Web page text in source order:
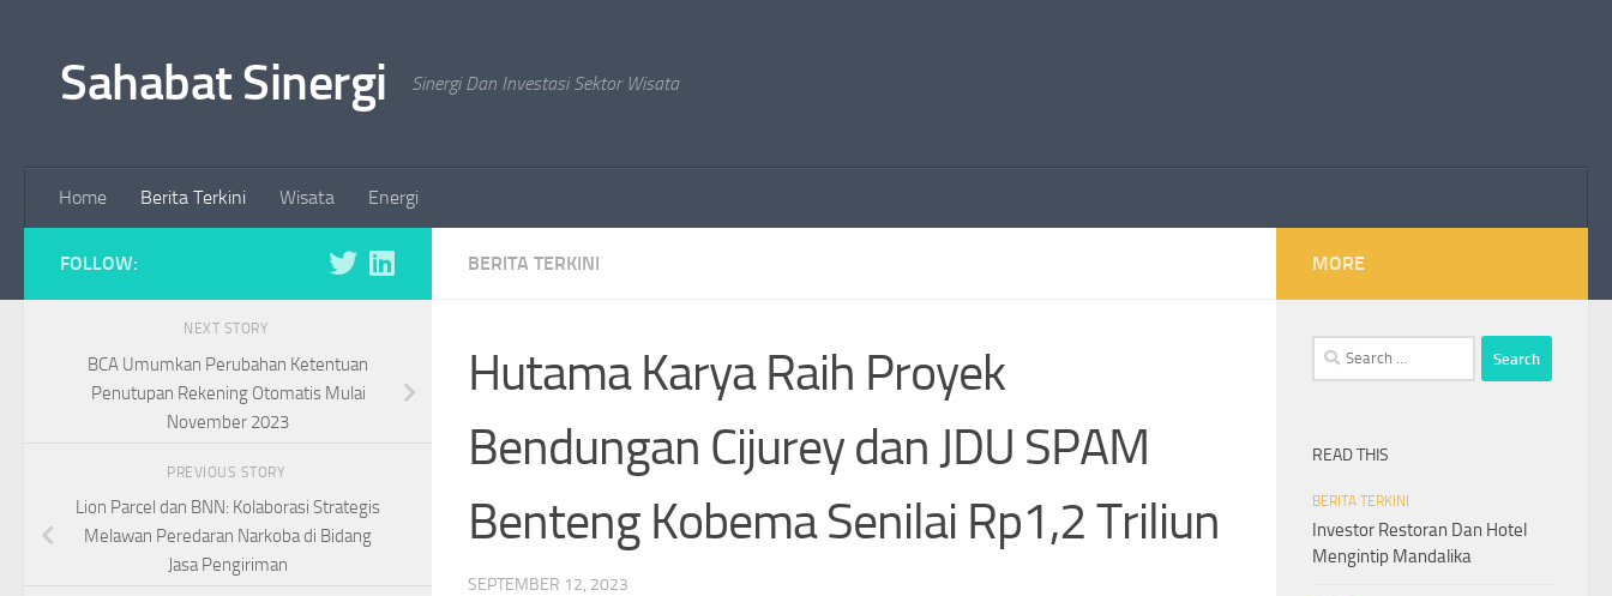
Sahabat Sinergi Sinergi Dan Investasi Sektor Wisata
Home Berita Terkini Wisata Energi
BERITA TERKINI
Hutama Karya Raih Proyek
Bendungan Cijurey dan JDU SPAM
Benteng Kobema Senilai Rp1,2 Triliun
SEPTEMBER 12, 2023
FOLLOW:
NEXT STORY
BCA Umumkan Perubahan Ketentuan
Penutupan Rekening Otomatis Mulai
November 2023
PREVIOUS STORY
Lion Parcel dan BNN: Kolaborasi Strategis
Melawan Peredaran Narkoba di Bidang
Jasa Pengiriman
MORE
Search
for:
READ THIS
BERITA TERKINI
Investor Restoran Dan Hotel
Mengintip Mandalika